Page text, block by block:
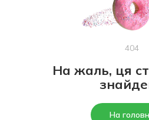
404
На жаль, ця
На